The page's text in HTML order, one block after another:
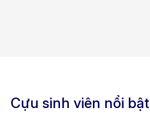
Cựu sinh viên nổi bật